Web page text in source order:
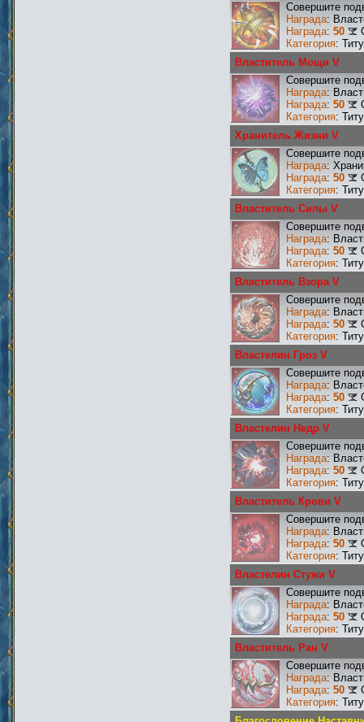
Совершите
Награда:
Награда: 50
Категория:
Властитель Мощи V
Совершите
Награда:
Награда: 50
Категория:
Хранитель Жизни V
Совершите
Награда:
Награда: 50
Категория:
Властитель Силы V
Совершите
Награда:
Награда: 50
Категория:
Властитель Взора V
Совершите
Награда:
Награда: 50
Категория:
Властелин Гроз V
Совершите
Награда:
Награда: 50
Категория:
Властелин Недр V
Совершите
Награда:
Награда: 50
Категория:
Властитель Крови V
Совершите
Награда:
Награда: 50
Категория:
Властелин Стужи V
Совершите
Награда:
Награда: 50
Категория:
Властитель Ран V
Совершите
Награда:
Награда: 50
Категория: